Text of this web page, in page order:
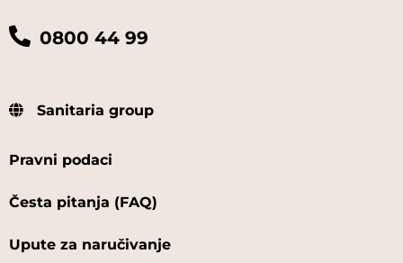
LM DENTAL
LOLA RIBAR
MASTECH
MATIVO
0800 44 99
Sanitaria group
Pravni podaci
Česta pitanja (FAQ)
Upute za naručivanje